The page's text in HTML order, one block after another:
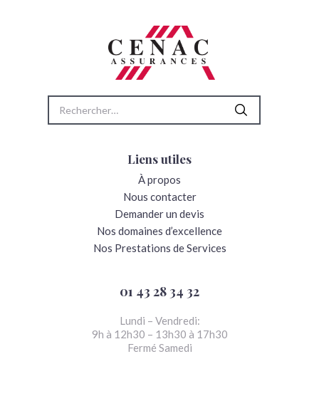
Liens utiles
À propos
Nous contacter
Demander un devis
Nos domaines d’excellence
Nos Prestations de Services
01 43 28 34 32
Lundi – Vendredi:
9h à 12h30 – 13h30 à 17h30
Fermé Samedi